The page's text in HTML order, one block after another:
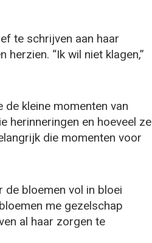
te schrijven aan haar
“Ik wil niet klagen,”
kleine momenten van
herinneringen en hoeveel ze
die momenten voor
de bloemen vol in bloei
me gezelschap
al haar zorgen te